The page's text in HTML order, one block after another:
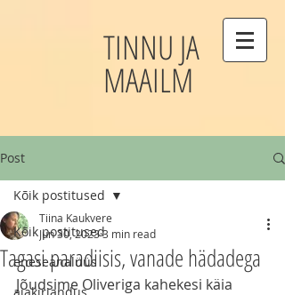
TINNU JA
MAAILM
Post
Kõik postitused
eneseanalüüs
Kõik postitused
Tagasi paradiisis, vanade hädadega
Tiina Kaukvere
Jun 30, 20233 min read
Jõudsime Oliveriga kahekesi käia